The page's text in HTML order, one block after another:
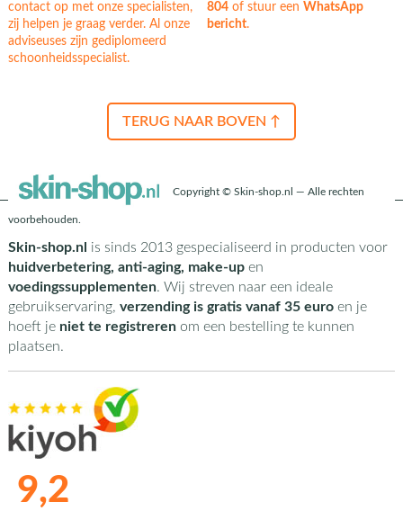
contact op met onze specialisten,
zij helpen je graag verder. Al onze
adviseuses zijn gediplomeerd
schoonheidsspecialist.
804 of stuur eenWhatsApp
bericht.
TERUG NAAR BOVEN ↑
Copyright © Skin-shop.nl — Alle rechten
voorbehouden.
Skin-shop.nl is sinds 2013 gespecialiseerd in producten voor
huidverbetering, anti-aging, make-upen
voedingssupplementen. Wij streven naar een ideale
gebruikservaring, verzending is gratis vanaf 35 euroen je
hoeft je niet te registrerenom een bestelling te kunnen
plaatsen.
9,2